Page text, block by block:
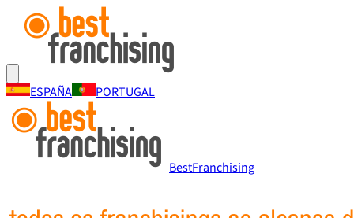
ESPAÑA PORTUGAL
BestFranchising